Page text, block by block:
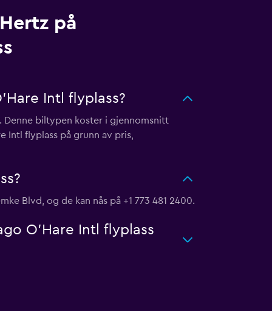
på
Intl flyplass?
Denne biltypen koster i gjennomsnitt
Intl flyplass på grunn av pris,
Blvd, og de kan nås på +1 773 481 2400.
O'Hare Intl flyplass